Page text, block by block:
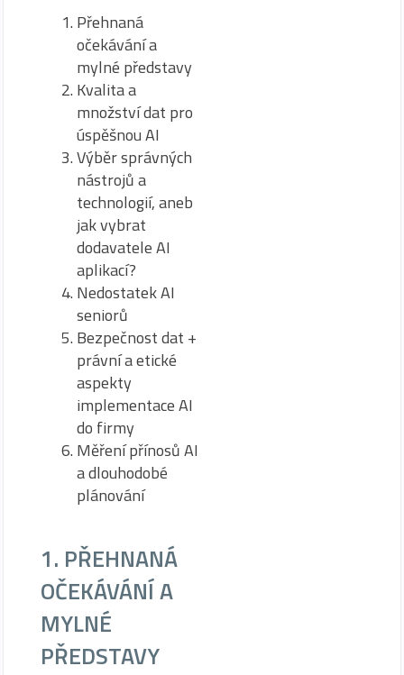
Přehnaná
očekávání a
mylné představy
Kvalita a
množství dat pro
úspěšnou AI
Výběr správných
nástrojů a
technologií, aneb
jak vybrat
dodavatele AI
aplikací?
Nedostatek AI
seniorů
Bezpečnost dat +
právní a etické
aspekty
implementace AI
do firmy
Měření přínosů AI
a dlouhodobé
plánování
1. PŘEHNANÁ
OČEKÁVÁNÍ A
MYLNÉ
PŘEDSTAVY